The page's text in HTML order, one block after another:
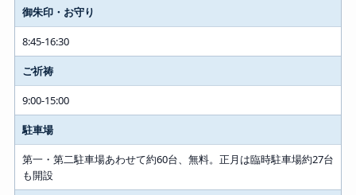
御朱印・お守り
8:45-16:30
ご祈祷
9:00-15:00
駐車場
第一・第二駐車場あわせて約60台、無料。正月は臨時駐車場約27台
も開設